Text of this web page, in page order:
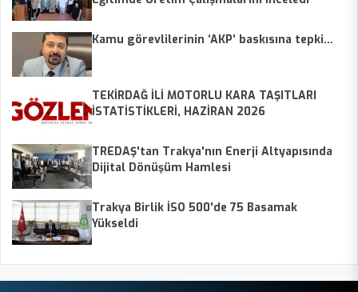
Kamu görevlilerinin ‘AKP’ baskısına tepki…
TEKİRDAĞ İLİ MOTORLU KARA TAŞITLARI
İSTATİSTİKLERİ, HAZİRAN 2026
TREDAŞ'tan Trakya'nın Enerji Altyapısında
Dijital Dönüşüm Hamlesi
Trakya Birlik İSO 500'de 75 Basamak
Yükseldi